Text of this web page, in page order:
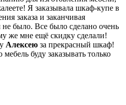
Я заказывала шкаф-купе в
заказа и заканчивая
было. Все было сделано очень
же мне ещё скидку сделали!
Алексею за прекрасный шкаф!
буду заказывать только